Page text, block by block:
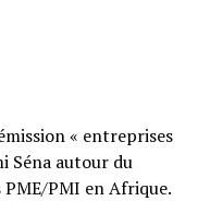
« entreprises
Séna autour du
PMI en Afrique.